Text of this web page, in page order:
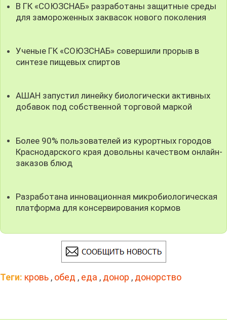
В ГК «СОЮЗСНАБ» разработаны защитные среды
для замороженных заквасок нового поколения
Ученые ГК «СОЮЗСНАБ» совершили прорыв в
синтезе пищевых спиртов
АШАН запустил линейку биологически активных
добавок под собственной торговой маркой
Более 90% пользователей из курортных городов
Краснодарского края довольны качеством онлайн-
заказов блюд
Разработана инновационная микробиологическая
платформа для консервирования кормов
Теги: кровь , обед , еда , донор , донорство